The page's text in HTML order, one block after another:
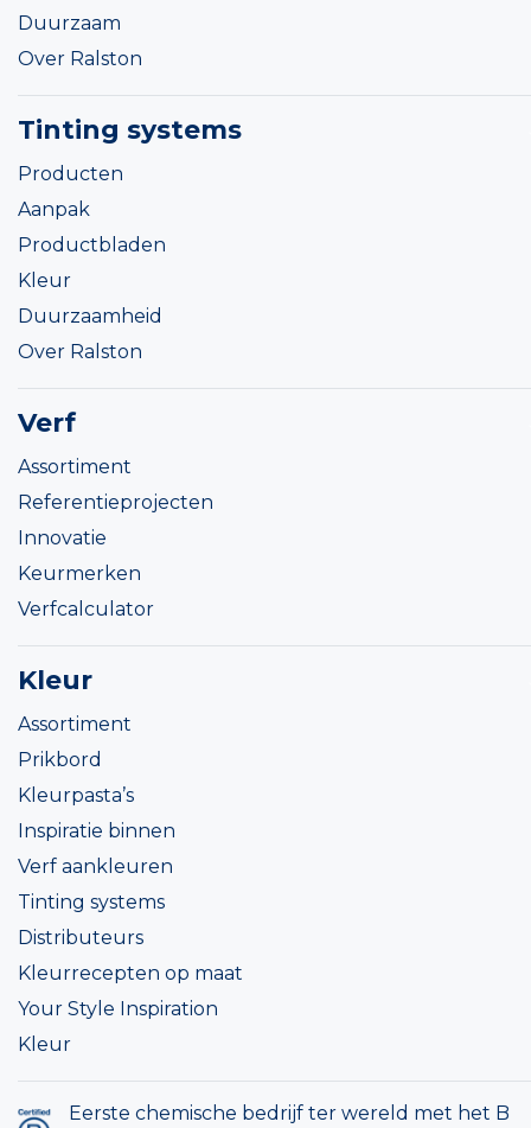
Duurzaam
Over Ralston
Tinting systems
Producten
Aanpak
Productbladen
Kleur
Duurzaamheid
Over Ralston
Verf
Assortiment
Referentieprojecten
Innovatie
Keurmerken
Verfcalculator
Kleur
Assortiment
Prikbord
Kleurpasta’s
Inspiratie binnen
Verf aankleuren
Tinting systems
Distributeurs
Kleurrecepten op maat
Your Style Inspiration
Kleur
Eerste chemische bedrijf ter wereld met het B